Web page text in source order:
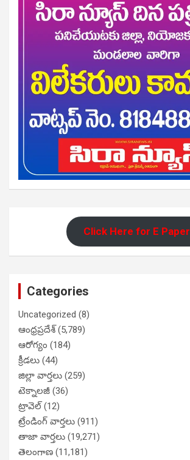
Click Here for E Paper
Categories
Uncategorized (8)
ఆంధ్రప్రదేశ్(5,789)
ఆరోగ్యం (184)
క్రీడలు (44)
జిల్లా వార్తలు (259)
టెక్నాలజీ (36)
ట్రావెల్(12)
ట్రేండింగ్ వార్తలు (911)
తాజా వార్తలు (19,271)
తెలంగాణ (11,181)